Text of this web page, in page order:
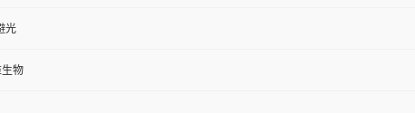
光
物